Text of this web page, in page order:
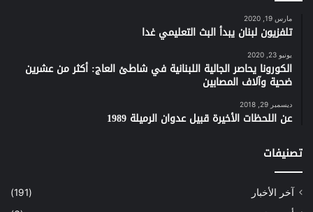
مارس 19, 2020
تلفزيون لبنان يبدأ البث التعليمي غدا
يونيو 23, 2020
الكورونا يحاصر الجالية اللبنانية في شاطئ العاج: أكثر من عشرين
ضحية وآلاف المصابين
ديسمبر 29, 2018
عن اللحظات الأخيرة قبيل عدوان الرميلة 1989
تصنيفات
آخر الأخبار
(191)